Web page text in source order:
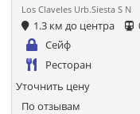
Los Claveles Urb.Siesta S N
1.3 км до центра
Сейф
Ресторан
По отзывам
Уточнить цену